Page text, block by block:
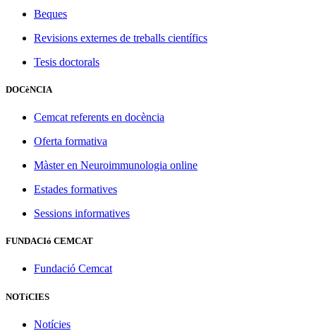
Beques
Revisions externes de treballs científics
Tesis doctorals
DOCèNCIA
Cemcat referents en docència
Oferta formativa
Màster en Neuroimmunologia online
Estades formatives
Sessions informatives
FUNDACIó CEMCAT
Fundació Cemcat
NOTíCIES
Notícies